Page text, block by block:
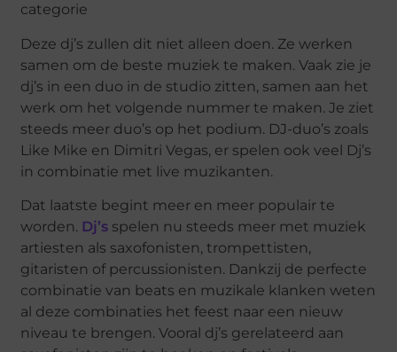
categorie
Deze dj’s zullen dit niet alleen doen. Ze werken
samen om de beste muziek te maken. Vaak zie je
dj’s in een duo in de studio zitten, samen aan het
werk om het volgende nummer te maken. Je ziet
steeds meer duo’s op het podium. DJ-duo’s zoals
Like Mike en Dimitri Vegas, er spelen ook veel Dj’s
in combinatie met live muzikanten.
Dat laatste begint meer en meer populair te
worden. Dj’s spelen nu steeds meer met muziek
artiesten als saxofonisten, trompettisten,
gitaristen of percussionisten. Dankzij de perfecte
combinatie van beats en muzikale klanken weten
al deze combinaties het feest naar een nieuw
niveau te brengen. Vooral dj’s gerelateerd aan